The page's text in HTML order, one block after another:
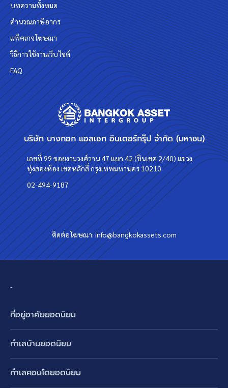
บริษัท บางกอก แอสเซท อินเตอร์กรุ๊ป จำกัด (มหาชน)
เลขที่ 99 ซอยงามวงศ์วาน 47 แยก 42 (ชินเขต 2/40) แขวง
ทุ่งสองห้อง เขตหลักสี่ กรุงเทพมหานคร 10210
02-494-9187
ติดต่อโฆษณา:info@bangkokassets.com
บทความทั้งหมด
คำนวณภาษีอากร
แพ็คเกจโฆษณา
วิธีการใช้งานเว็บไซต์
FAQ
-
ที่อยู่อาศัยยอดนิยม
ทาวน์เฮ้าส์ ทาวน์โฮม
ทำเลบ้านยอดนิยม
ทำเลคอนโดยอดนิยม